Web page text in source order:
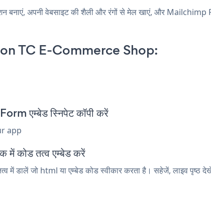
अपनी वेबसाइट की शैली और रंगों से मेल खाएं, और Mailchimp
TC E-Commerce Shop:
एम्बेड स्निपेट कॉपी करें
app
कोड तत्व एम्बेड करें
डालें जो html या एम्बेड कोड स्वीकार करता है। सहेजें, लाइव पृष्ठ